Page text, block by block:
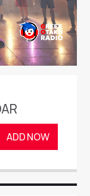
ADD NOW